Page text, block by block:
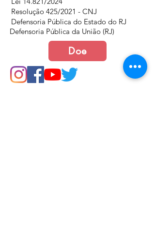
Resolução 425/2021 - CNJ
Defensoria Pública do Estado do RJ
Defensoria Pública da União (RJ)
Doe